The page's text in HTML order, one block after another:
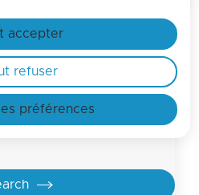
préférences
accepter
refuser